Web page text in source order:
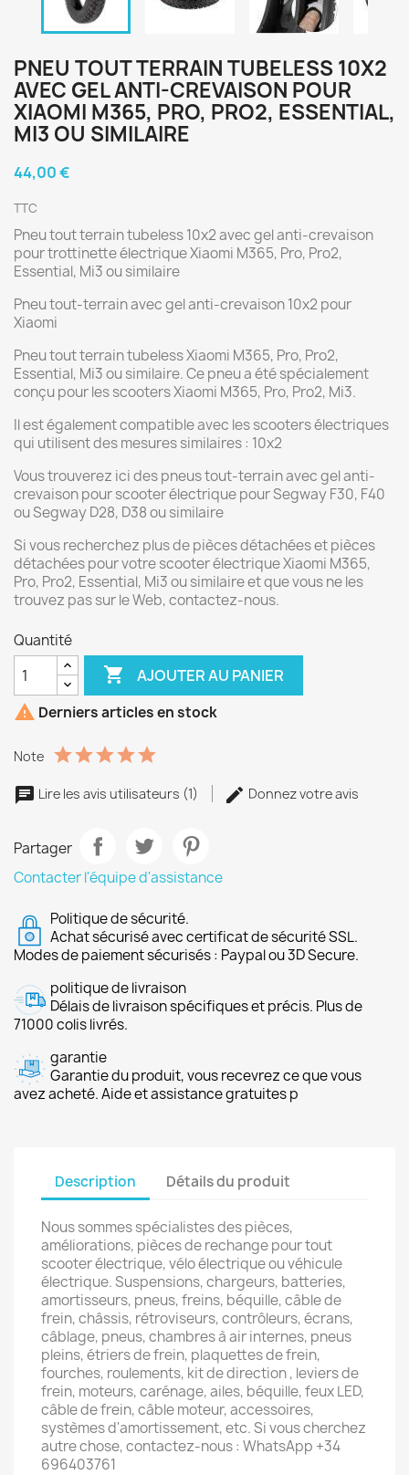
PNEU TOUT TERRAIN TUBELESS 10X2
AVEC GEL ANTI-CREVAISON POUR
XIAOMI M365, PRO, PRO2, ESSENTIAL,
MI3 OU SIMILAIRE
44,00 €
TTC
Pneu tout terrain tubeless 10x2 avec gel anti-crevaison
pour trottinette électrique Xiaomi M365, Pro, Pro2,
Essential, Mi3 ou similaire
Pneu tout-terrain avec gel anti-crevaison 10x2 pour
Xiaomi
Pneu tout terrain tubeless Xiaomi M365, Pro, Pro2,
Essential, Mi3 ou similaire. Ce pneu a été spécialement
conçu pour les scooters Xiaomi M365, Pro, Pro2, Mi3.
Il est également compatible avec les scooters électriques
qui utilisent des mesures similaires : 10x2
Vous trouverez ici des pneus tout-terrain avec gel anti-
crevaison pour scooter électrique pour Segway F30, F40
ou Segway D28, D38 ou similaire
Si vous recherchez plus de pièces détachées et pièces
détachées pour votre scooter électrique Xiaomi M365,
Pro, Pro2, Essential, Mi3 ou similaire et que vous ne les
trouvez pas sur le Web, contactez-nous.
Quantité
 AJOUTER AU PANIER
 Derniers articles en stock
Note
Lire les avis utilisateurs (1) Donnez votre avis
Partager
Contacter l'équipe d'assistance
Politique de sécurité.
Achat sécurisé avec certificat de sécurité SSL.
Modes de paiement sécurisés : Paypal ou 3D Secure.
politique de livraison
Délais de livraison spécifiques et précis. Plus de
71000 colis livrés.
garantie
Garantie du produit, vous recevrez ce que vous
avez acheté. Aide et assistance gratuites p
Description Détails du produit
Nous sommes spécialistes des pièces,
améliorations, pièces de rechange pour tout
scooter électrique, vélo électrique ou véhicule
électrique. Suspensions, chargeurs, batteries,
amortisseurs, pneus, freins, béquille, câble de
frein, châssis, rétroviseurs, contrôleurs, écrans,
câblage, pneus, chambres à air internes, pneus
pleins, étriers de frein, plaquettes de frein,
fourches, roulements, kit de direction , leviers de
frein, moteurs, carénage, ailes, béquille, feux LED,
câble de frein, câble moteur, accessoires,
systèmes d'amortissement, etc. Si vous cherchez
autre chose, contactez-nous : WhatsApp +34
696403761